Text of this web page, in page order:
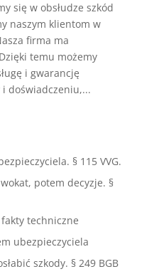
się w obsłudze szkód
naszym klientom w
firma ma
temu możemy
i gwarancję
doświadczeniu,...
§ 115 VVG.
potem decyzje. §
techniczne
ubezpieczyciela
szkody. § 249 BGB